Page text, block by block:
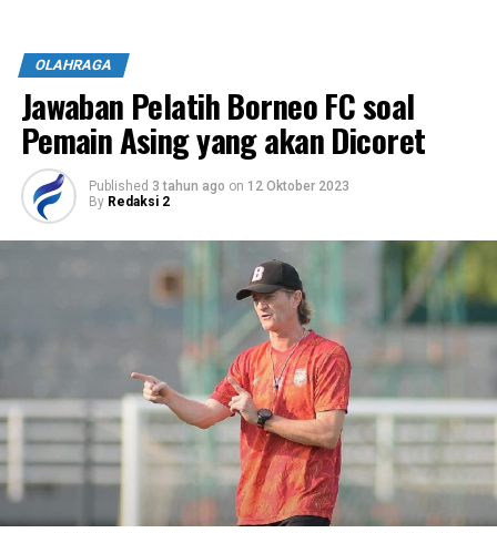
OLAHRAGA
Jawaban Pelatih Borneo FC soal
Pemain Asing yang akan Dicoret
Published 3 tahun ago on 12 Oktober 2023
By Redaksi 2